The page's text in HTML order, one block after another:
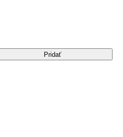
Pridať